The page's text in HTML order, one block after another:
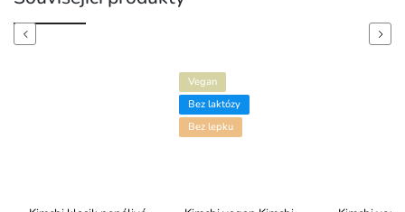
Previous
Vegan
Bez laktózy
Bez lepku
Next